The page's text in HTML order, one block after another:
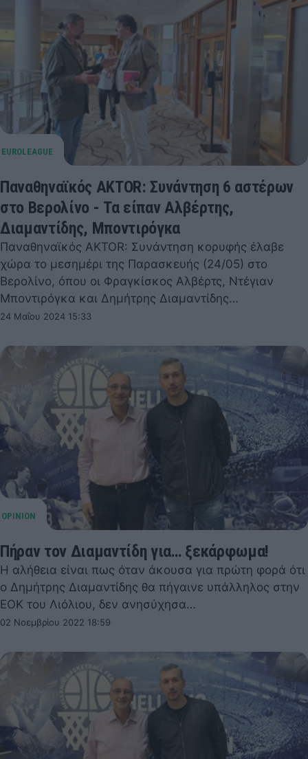
Παναθηναϊκός AKTOR: Συνάντηση 6 αστέρων
στο Βερολίνο - Τα είπαν Αλβέρτης,
Διαμαντίδης, Μποντιρόγκα
Παναθηναϊκός AKTOR: Συνάντηση κορυφής έλαβε
χώρα το μεσημέρι της Παρασκευής (24/05) στο
Βερολίνο, όπου οι Φραγκίσκος Αλβέρτς, Ντέγιαν
Μποντιρόγκα και Δημήτρης Διαμαντίδης…
24 Μαΐου 2024 15:33
Πήραν τον Διαμαντίδη για… ξεκάρφωμα!
Η αλήθεια είναι πως όταν άκουσα για πρώτη φορά ότι
ο Δημήτρης Διαμαντίδης θα πήγαινε υπάλληλος στην
ΕΟΚ του Λιόλιου, δεν ανησύχησα…
02 Νοεμβρίου 2022 18:59